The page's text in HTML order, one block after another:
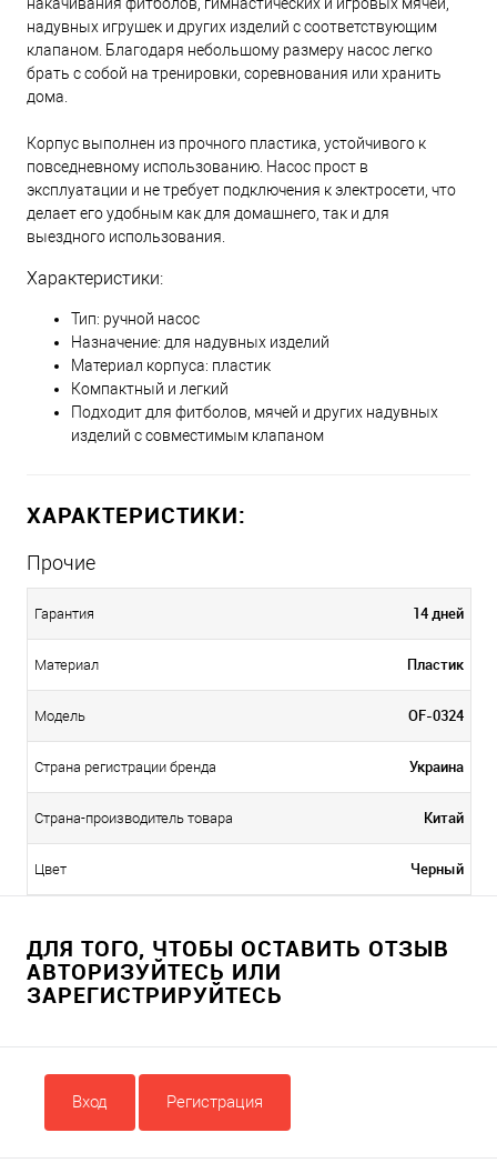
надувных игрушек и других изделий с соответствующим
клапаном. Благодаря небольшому размеру насос легко
брать с собой на тренировки, соревнования или хранить
дома.
Корпус выполнен из прочного пластика, устойчивого к
повседневному использованию. Насос прост в
эксплуатации и не требует подключения к электросети, что
делает его удобным как для домашнего, так и для
выездного использования.
Характеристики:
Тип: ручной насос
Назначение: для надувных изделий
Материал корпуса: пластик
Компактный и легкий
Подходит для фитболов, мячей и других надувных
изделий с совместимым клапаном
ХАРАКТЕРИСТИКИ:
Прочие
Гарантия 14 дней
Материал Пластик
Модель OF-0324
Страна регистрации бренда Украина
Страна-производитель товара Китай
Цвет Черный
ДЛЯ ТОГО, ЧТОБЫ ОСТАВИТЬ ОТЗЫВ
АВТОРИЗУЙТЕСЬ ИЛИ
ЗАРЕГИСТРИРУЙТЕСЬ
Вход Регистрация